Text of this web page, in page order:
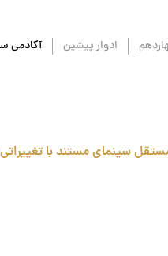
ادوار پیشین آکادمی
سینمای مستند با